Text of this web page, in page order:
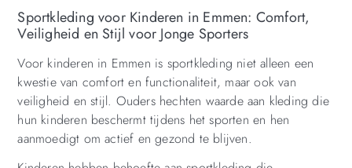
Sportkleding voor Kinderen in Emmen: Comfort,
Veiligheid en Stijl voor Jonge Sporters
Voor kinderen in Emmen is sportkleding niet alleen een
kwestie van comfort en functionaliteit, maar ook van
veiligheid en stijl. Ouders hechten waarde aan kleding die
hun kinderen beschermt tijdens het sporten en hen
aanmoedigt om actief en gezond te blijven.